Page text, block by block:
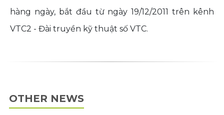
hàng ngày, bắt đầu từ ngày 19/12/2011 trên kênh
VTC2 - Đài truyền kỹ thuật số VTC.
OTHER NEWS